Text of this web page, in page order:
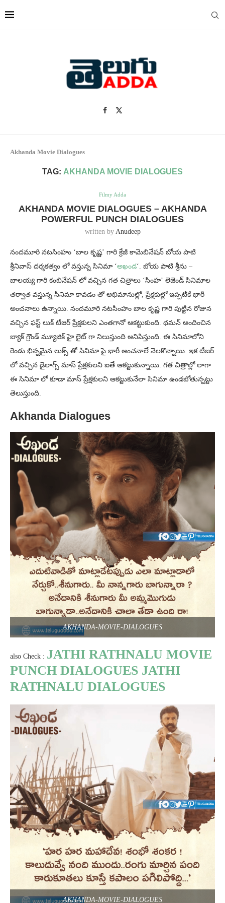
Akhanda Movie Dialogues
TAG: AKHANDA MOVIE DIALOGUES
Filmy Adda
AKHANDA MOVIE DIALOGUES – AKHANDA
POWERFUL PUNCH DIALOGUES
written by Anudeep
నందమూరి నటసింహం ‘బాల కృష్ణ’ గారి క్రేజీ కామెబినేషన్ బోయ పాటి
శ్రీనివాస్ దర్శకత్వం లో వస్తున్న సినిమా ‘అఖండ‘. బోయ పాటి శ్రీను –
బాలయ్య గారి కంబినేషన్ లో వచ్చిన గత చిత్రాలు ‘సింహ’ లెజెండ్ సినిమాల
తర్వాత వస్తున్న సినిమా కావడం తో అభిమానుల్లో, ప్రేక్షకుల్లో ఇప్పటికే భారీ
అంచనాలు ఉన్నాయి. నందమూరి నటసింహం బాల కృష్ణ గారి పుట్టిన రోజున
వచ్చిన ఫస్ట్ లుక్ టీజర్ ప్రేక్షకులని ఎంతగానో ఆకట్టుకుంది. థమన్ అందించిన
బ్యాక్ గ్రౌండ్ మ్యూజిక్ హై లైట్ గా నిలుస్తుంది అనిపిస్తుంది. ఈ సినిమాలోని
రెండు భిన్నమైన లుక్స్ తో సినిమా పై భారీ అంచనాలే నెలకొన్నాయి. ఇక టీజర్
లో వచ్చిన డైలాగ్స్ మాస్ ప్రేక్షకులని ఐతే ఆకట్టుకున్నాయి. గత చిత్రాల్లో లాగా
ఈ సినిమా లో కూడా మాస్ ప్రేక్షకులని ఆకట్టుకునేలా సినిమా ఉండబోతున్నట్టు
తెలుస్తుంది.
Akhanda Dialogues
AKHANDA-MOVIE-DIALOGUES
also Check : JATHI RATHNALU MOVIE
PUNCH DIALOGUES JATHI
RATHNALU DIALOGUES
AKHANDA-MOVIE-DIALOGUES